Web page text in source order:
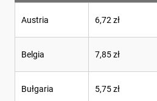
Austria 6,72 zł
Belgia 7,85 zł
Bułgaria 5,75 zł